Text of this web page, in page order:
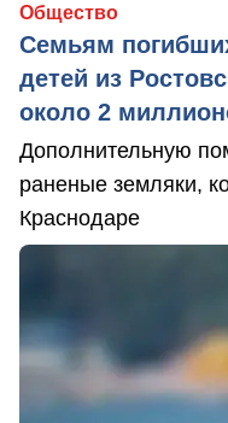
Общество
Семьям
детей из
около 2
Дополнительную
раненые земляки,
Краснодаре